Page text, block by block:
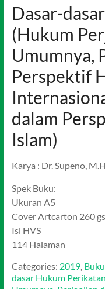
Dasar-
(Hukum
Umumnya,
Perspektif
dalam
Islam)
Karya : Dr. Supeno, M.H
Spek Buku:
Ukuran A5
Cover Artcarton 260
Isi HVS
114 Halaman
Categories: 2019,
dasar Hukum